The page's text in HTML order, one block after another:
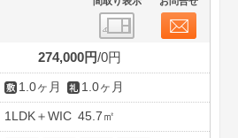
274,000円 0円
1.0ヶ月 1.0ヶ月
1LDK＋WIC 45.7㎡